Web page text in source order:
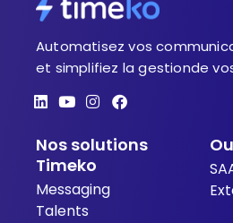
Automatisez vos
et simplifiez la gestionde
L
i
k
e
d
i
n
Y
o
t
u
b
e
I
n
t
a
g
r
F
a
e
Nos solutions
Timeko
Messaging
Talents